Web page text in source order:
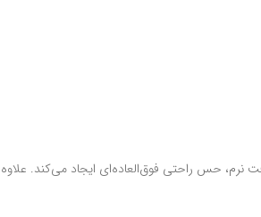
حس راحتی فوق‌العاده‌ای ایجاد می‌کند. علاوه